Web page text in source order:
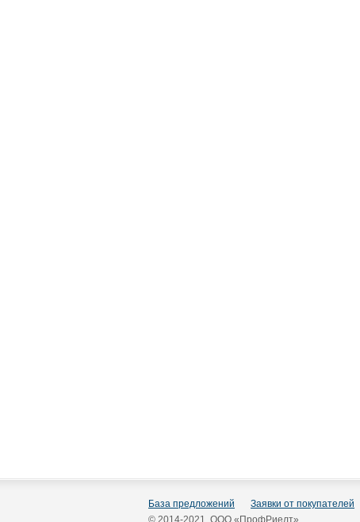
База предложений Заявки от покупателей
© 2014-2021 ООО «ПрофРиелт»